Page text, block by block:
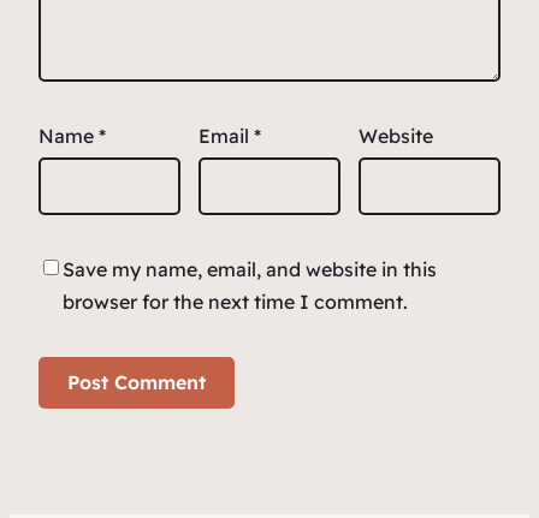
Name * Email * Website
Save my name, email, and website in this
browser for the next time I comment.